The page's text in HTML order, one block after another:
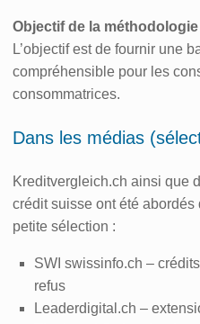
Objectif de la méthodologie
L’objectif est de fournir une
compréhensible pour les
consommatrices.
Dans les médias
Kreditvergleich.ch ainsi que
crédit suisse ont été
petite sélection :
SWI swissinfo.ch –
refus
Leaderdigital.ch –